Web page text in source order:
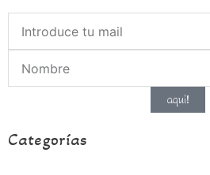
aqui!
Categorías